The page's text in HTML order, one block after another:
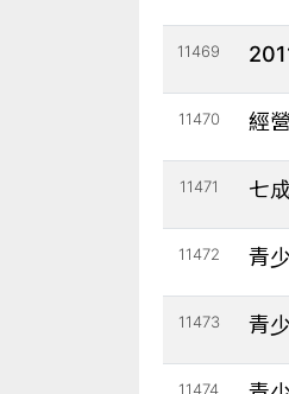
11469
11470 經
11471 七
11472 青
11473 青
11474